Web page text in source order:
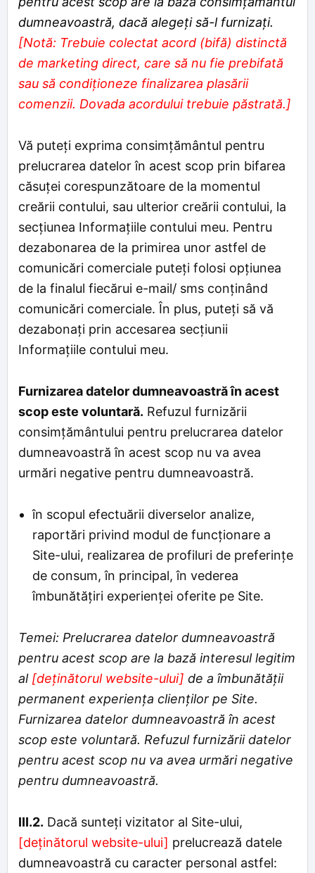
dumneavoastră, dacă alegeți să-l furnizați.
[Notă: Trebuie colectat acord (bifă) distinctă
de marketing direct, care să nu fie prebifată
sau să condiționeze finalizarea plasării
comenzii. Dovada acordului trebuie păstrată.]
Vă puteți exprima consimțământul pentru
prelucrarea datelor în acest scop prin bifarea
căsuței corespunzătoare de la momentul
creării contului, sau ulterior creării contului, la
secțiunea Informațiile contului meu. Pentru
dezabonarea de la primirea unor astfel de
comunicări comerciale puteți folosi opţiunea
de la finalul fiecărui e-mail/ sms conţinând
comunicări comerciale. În plus, puteți să vă
dezabonați prin accesarea secțiunii
Informațiile contului meu.
Furnizarea datelor dumneavoastră în acest
scop este voluntară. Refuzul furnizării
consimțământului pentru prelucrarea datelor
dumneavoastră în acest scop nu va avea
urmări negative pentru dumneavoastră.
în scopul efectuării diverselor analize,
raportări privind modul de funcționare a
Site-ului, realizarea de profiluri de preferinţe
de consum, în principal, în vederea
îmbunătăţiri experienței oferite pe Site.
Temei: Prelucrarea datelor dumneavoastră
pentru acest scop are la bază interesul legitim
al [deținătorul website-ului] de a îmbunătății
permanent experiența clienților pe Site.
Furnizarea datelor dumneavoastră în acest
scop este voluntară. Refuzul furnizării datelor
pentru acest scop nu va avea urmări negative
pentru dumneavoastră.
III.2. Dacă sunteți vizitator al Site-ului,
[deținătorul website-ului] prelucrează datele
dumneavoastră cu caracter personal astfel: